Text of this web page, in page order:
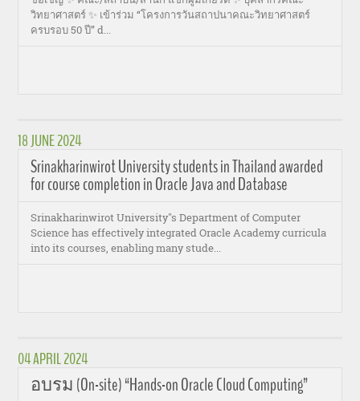
วิทยาศาสตร์ ✨ เข้าร่วม “โครงการวันสถาปนาคณะวิทยาศาสตร์
ครบรอบ 50 ปี” ԁ...
18 JUNE 2024
Srinakharinwirot University students in Thailand awarded
for course completion in Oracle Java and Database
Srinakharinwirot University''s Department of Computer
Science has effectively integrated Oracle Academy curricula
into its courses, enabling many stude...
04 APRIL 2024
อบรม (On-site) “Hands-on Oracle Cloud Computing”